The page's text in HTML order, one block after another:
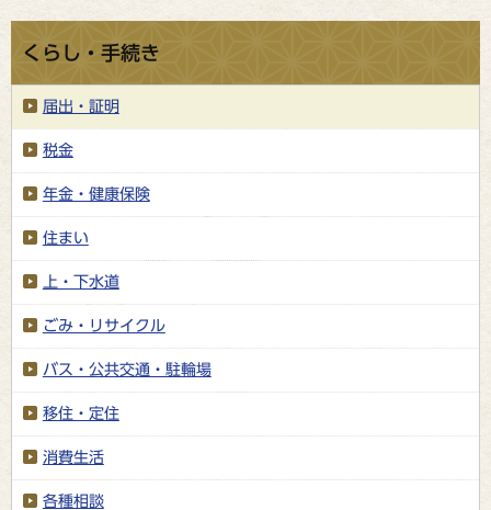
くらし・手続き
届出・証明
税金
年金・健康保険
住まい
上・下水道
ごみ・リサイクル
バス・公共交通・駐輪場
移住・定住
消費生活
各種相談